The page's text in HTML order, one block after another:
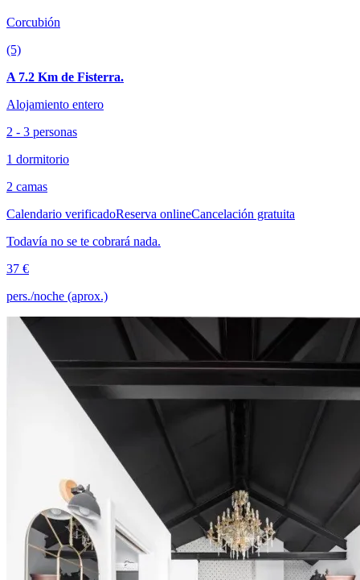
Corcubión
(5)
A 7.2 Km de Fisterra.
Alojamiento entero
2 - 3 personas
1 dormitorio
2 camas
Calendario verificadoReserva onlineCancelación gratuita
Todavía no se te cobrará nada.
37 €
pers./noche (aprox.)